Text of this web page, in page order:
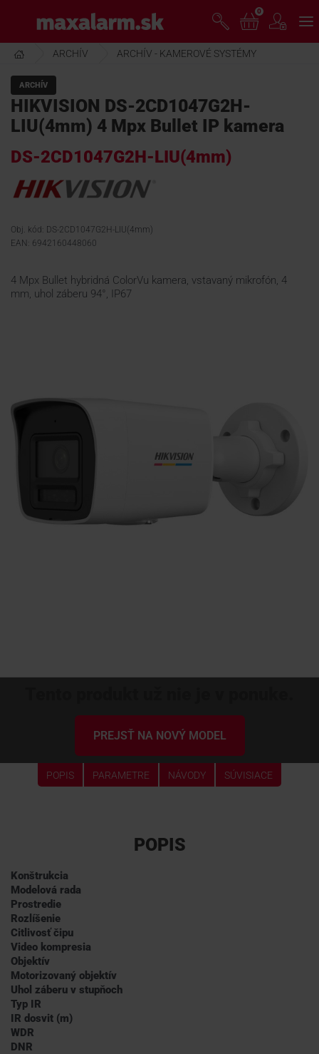
hlavnému
obsahu
www.maxalarm.sk
AKCIA MESIACA
PRODUKTY
PODPORA
0
ARCHÍV ARCHÍV - KAMEROVÉ SYSTÉMY
ARCHÍV
HIKVISION DS-2CD1047G2H-
LIU(4mm) 4 Mpx Bullet IP kamera
DS-2CD1047G2H-LIU(4mm)
Obj. kód: DS-2CD1047G2H-LIU(4mm)
EAN: 6942160448060
4 Mpx Bullet hybridná ColorVu kamera, vstavaný mikrofón, 4
mm, uhol záberu 94°, IP67
PREJSŤ NA NOVÝ MODEL
POPIS PARAMETRE NÁVODY SÚVISIACE
POPIS
Konštrukcia
Modelová rada
Prostredie
Rozlíšenie
Citlivosť čipu
Video kompresia
Objektív
Motorizovaný objektív
Uhol záberu v stupňoch
Typ IR
IR dosvit (m)
WDR
DNR